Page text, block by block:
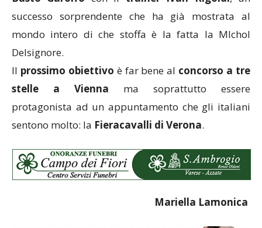
successo sorprendente che ha già mostrata al
mondo intero di che stoffa è la fatta la MIchol
Delsignore.
Il prossimo obiettivo è far bene al concorso a tre
stelle a Vienna ma soprattutto essere
protagonista ad un appuntamento che gli italiani
sentono molto: la Fieracavalli di Verona.
Mariella Lamonica